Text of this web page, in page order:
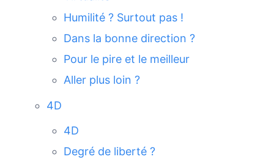
Humilité ? Surtout pas !
Dans la bonne direction ?
Pour le pire et le meilleur
Aller plus loin ?
4D
4D
Degré de liberté ?